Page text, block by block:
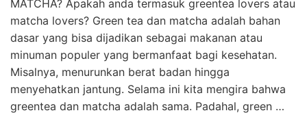
MATCHA? Apakah anda termasuk greentea lovers atau
matcha lovers? Green tea dan matcha adalah bahan
dasar yang bisa dijadikan sebagai makanan atau
minuman populer yang bermanfaat bagi kesehatan.
Misalnya, menurunkan berat badan hingga
menyehatkan jantung. Selama ini kita mengira bahwa
greentea dan matcha adalah sama. Padahal, green …